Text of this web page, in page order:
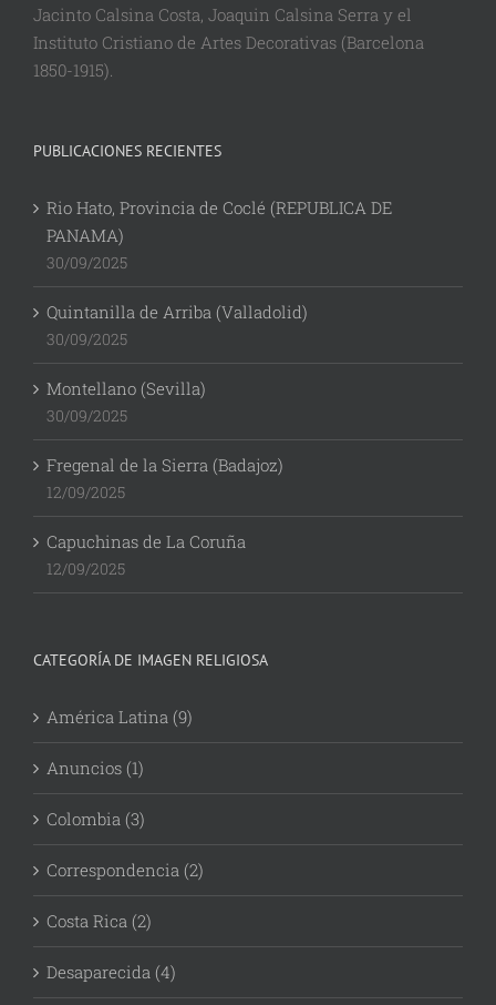
Jacinto Calsina Costa, Joaquin Calsina Serra y el
Instituto Cristiano de Artes Decorativas (Barcelona
1850-1915).
PUBLICACIONES RECIENTES
Rio Hato, Provincia de Coclé (REPUBLICA DE
PANAMA)
30/09/2025
Quintanilla de Arriba (Valladolid)
30/09/2025
Montellano (Sevilla)
30/09/2025
Fregenal de la Sierra (Badajoz)
12/09/2025
Capuchinas de La Coruña
12/09/2025
CATEGORÍA DE IMAGEN RELIGIOSA
América Latina (9)
Anuncios (1)
Colombia (3)
Correspondencia (2)
Costa Rica (2)
Desaparecida (4)